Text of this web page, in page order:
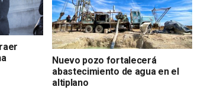
Nuevo pozo fortalecerá
abastecimiento de agua en el
altiplano